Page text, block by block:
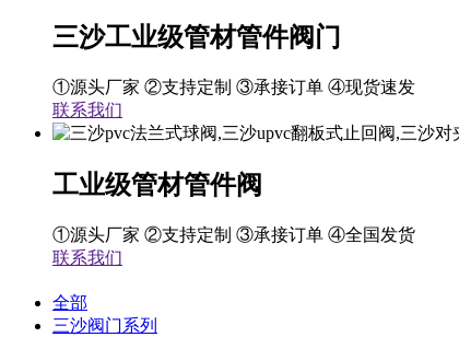
三沙工业级管材管件阀门
①源头厂家 ②支持定制 ③承接订单 ④现货速发
联系我们
工业级管材管件阀
①源头厂家 ②支持定制 ③承接订单 ④全国发货
联系我们
全部
三沙阀门系列